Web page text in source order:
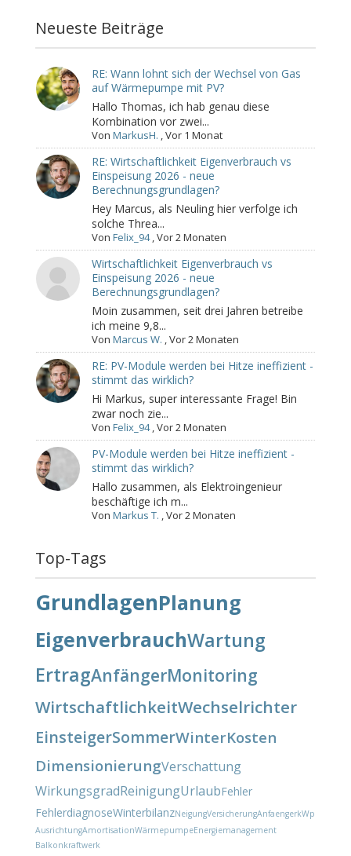
Neueste Beiträge
RE: Wann lohnt sich der Wechsel von Gas
auf Wärmepumpe mit PV?
Hallo Thomas, ich hab genau diese
Kombination vor zwei...
VonMarkusH. ,Vor 1 Monat
RE: Wirtschaftlichkeit Eigenverbrauch vs
Einspeisung 2026 - neue
Berechnungsgrundlagen?
Hey Marcus, als Neuling hier verfolge ich
solche Threa...
VonFelix_94,Vor 2 Monaten
Wirtschaftlichkeit Eigenverbrauch vs
Einspeisung 2026 - neue
Berechnungsgrundlagen?
Moin zusammen, seit drei Jahren betreibe
ich meine 9,8...
VonMarcus W. ,Vor 2 Monaten
RE: PV-Module werden bei Hitze ineffizient -
stimmt das wirklich?
Hi Markus, super interessante Frage! Bin
zwar noch zie...
VonFelix_94,Vor 2 Monaten
PV-Module werden bei Hitze ineffizient -
stimmt das wirklich?
Hallo zusammen, als Elektroingenieur
beschäftige ich m...
VonMarkus T. ,Vor 2 Monaten
Top-Tags
GrundlagenPlanung
EigenverbrauchWartung
ErtragAnfängerMonitoring
WirtschaftlichkeitWechselrichter
EinsteigerSommerWinterKosten
DimensionierungVerschattung
WirkungsgradReinigungUrlaubFehler
FehlerdiagnoseWinterbilanzNeigungVersicherungAnfaengerkWp
AusrichtungAmortisationWärmepumpeEnergiemanagement
Balkonkraftwerk